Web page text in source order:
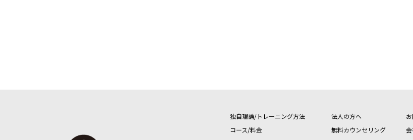
独自理論/トレーニング方法
コース/料金
法人の方へ
無料カウンセリング